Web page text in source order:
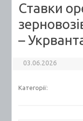
Ставки
–
03.06.2026
Категорії: